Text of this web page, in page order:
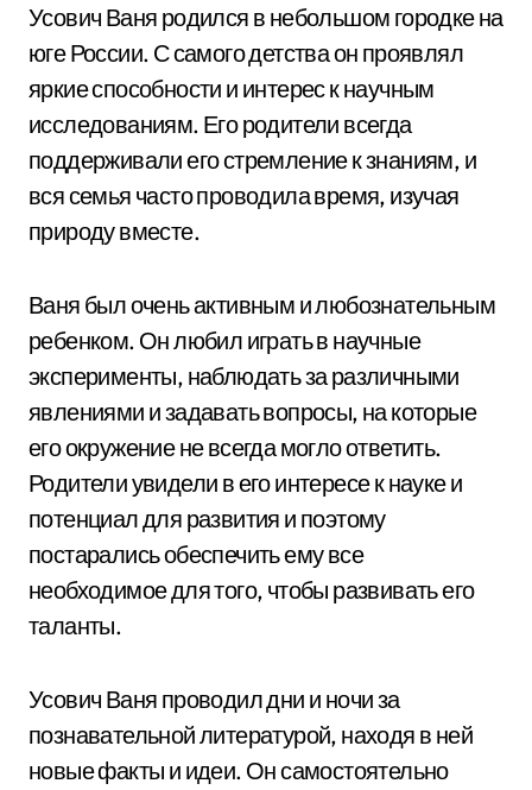
Усович Ваня родился в небольшом городке на
юге России. С самого детства он проявлял
яркие способности и интерес к научным
исследованиям. Его родители всегда
поддерживали его стремление к знаниям, и
вся семья часто проводила время, изучая
природу вместе.
Ваня был очень активным и любознательным
ребенком. Он любил играть в научные
эксперименты, наблюдать за различными
явлениями и задавать вопросы, на которые
его окружение не всегда могло ответить.
Родители увидели в его интересе к науке и
потенциал для развития и поэтому
постарались обеспечить ему все
необходимое для того, чтобы развивать его
таланты.
Усович Ваня проводил дни и ночи за
познавательной литературой, находя в ней
новые факты и идеи. Он самостоятельно